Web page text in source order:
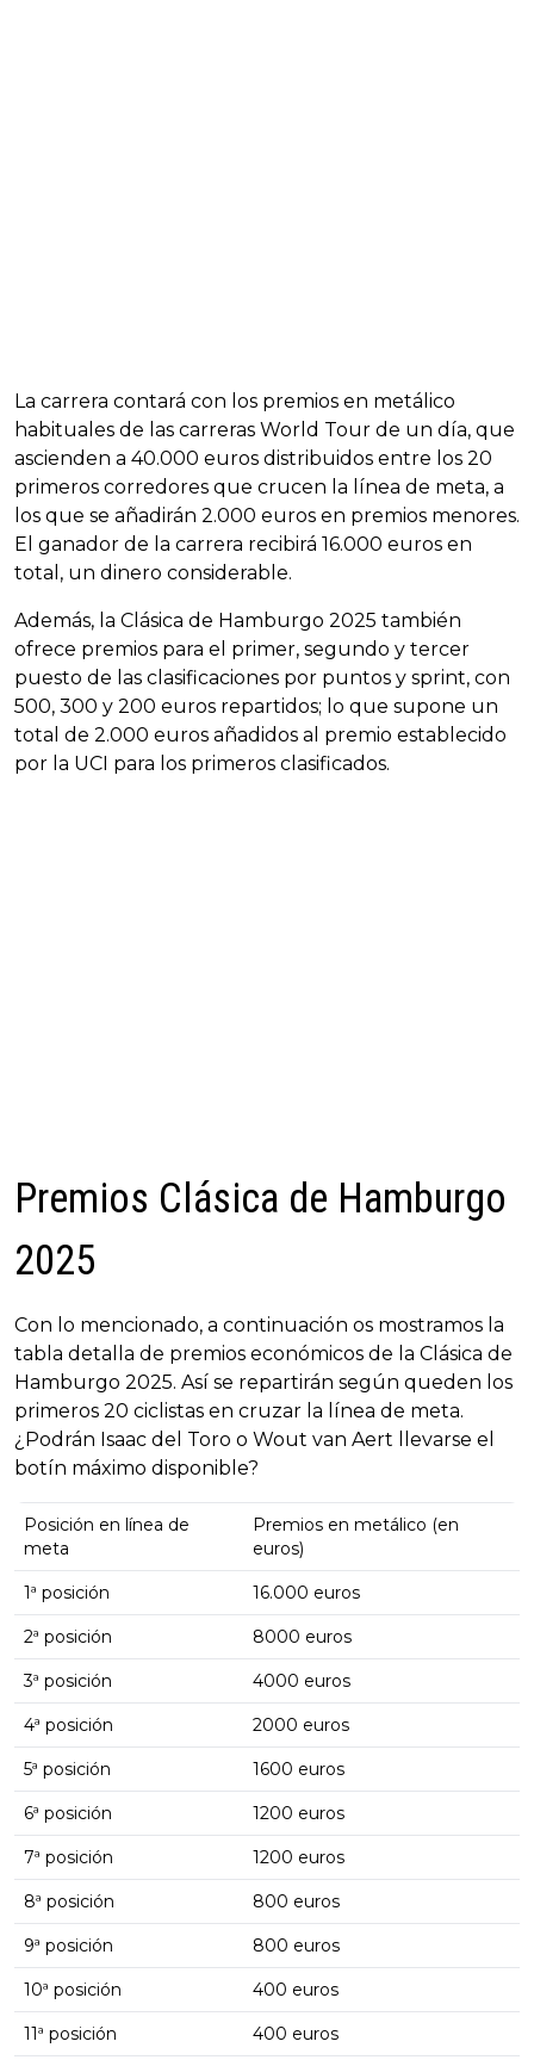
La carrera contará con los premios en metálico
habituales de las carreras World Tour de un día, que
ascienden a 40.000 euros distribuidos entre los 20
primeros corredores que crucen la línea de meta, a
los que se añadirán 2.000 euros en premios menores.
El ganador de la carrera recibirá 16.000 euros en
total, un dinero considerable.
Además, la Clásica de Hamburgo 2025 también
ofrece premios para el primer, segundo y tercer
puesto de las clasificaciones por puntos y sprint, con
500, 300 y 200 euros repartidos; lo que supone un
total de 2.000 euros añadidos al premio establecido
por la UCI para los primeros clasificados.
Premios Clásica de Hamburgo
2025
Con lo mencionado, a continuación os mostramos la
tabla detalla de premios económicos de la Clásica de
Hamburgo 2025. Así se repartirán según queden los
primeros 20 ciclistas en cruzar la línea de meta.
¿Podrán Isaac del Toro o Wout van Aert llevarse el
botín máximo disponible?
Posición en línea de
meta
Premios en metálico (en
euros)
1ª posición 16.000 euros
2ª posición 8000 euros
3ª posición 4000 euros
4ª posición 2000 euros
5ª posición 1600 euros
6ª posición 1200 euros
7ª posición 1200 euros
8ª posición 800 euros
9ª posición 800 euros
10ª posición 400 euros
11ª posición 400 euros